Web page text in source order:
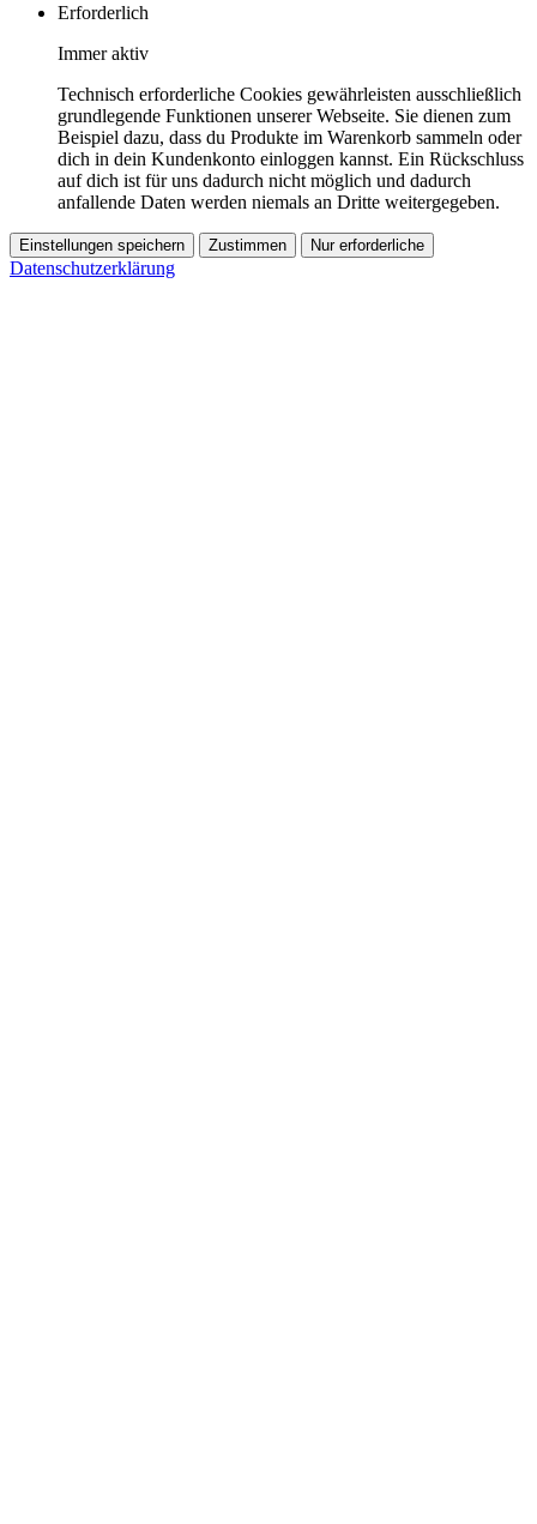
Erforderlich
Immer aktiv
Technisch erforderliche Cookies gewährleisten ausschließlich
grundlegende Funktionen unserer Webseite. Sie dienen zum
Beispiel dazu, dass du Produkte im Warenkorb sammeln oder
dich in dein Kundenkonto einloggen kannst. Ein Rückschluss
auf dich ist für uns dadurch nicht möglich und dadurch
anfallende Daten werden niemals an Dritte weitergegeben.
Einstellungen speichern Zustimmen Nur erforderliche
Datenschutzerklärung